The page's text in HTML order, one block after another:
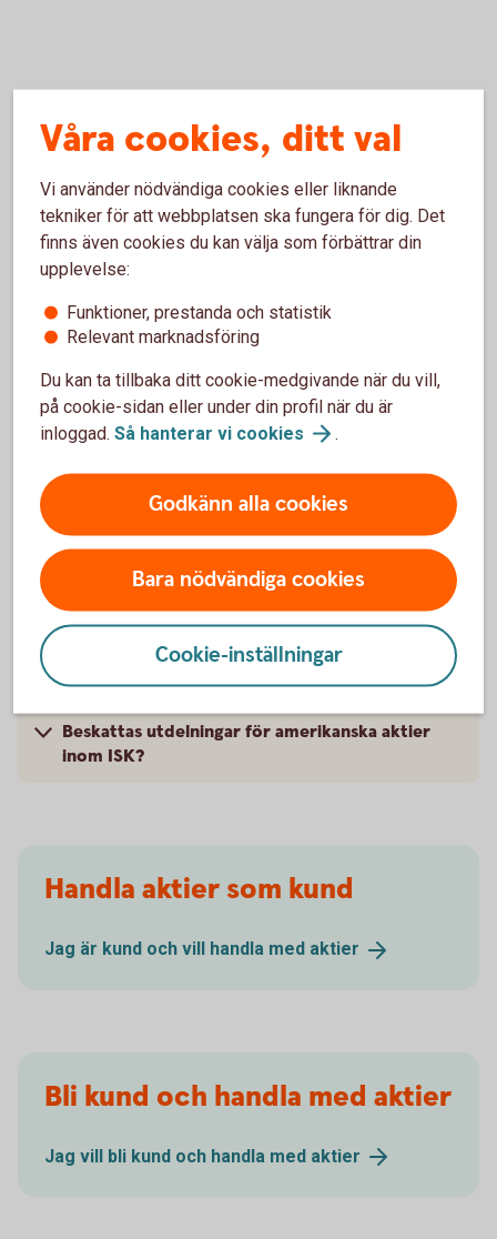
frågor och svar
Vilka aktier finns tillgängliga för handel i
Internetbanken och appen?
aktier, utöver de cirka 800?
Vem kan handla?
När ska aktierna betalas?
När kan man lägga order?
Varför är det fördröjda kurser för amerikanska
Måste man ha valuta USD för att kunna handla
Beskattas utdelningar för amerikanska aktier
inom ISK?
Handla aktier som kund
Jag är kund och vill handla med aktier
Bli kund och handla med aktier
Jag vill bli kund och handla med aktier
Våra cookies, ditt val
Vi använder nödvändiga cookies eller liknande
tekniker för att webbplatsen ska fungera för dig. Det
finns även cookies du kan välja som förbättrar din
upplevelse:
Funktioner, prestanda och statistik
Relevant marknadsföring
Du kan ta tillbaka ditt cookie-medgivande när du vill,
på cookie-sidan eller under din profil när du är
inloggad. Så hanterar vi cookies .
Godkänn alla cookies
Bara nödvändiga cookies
Cookie-inställningar